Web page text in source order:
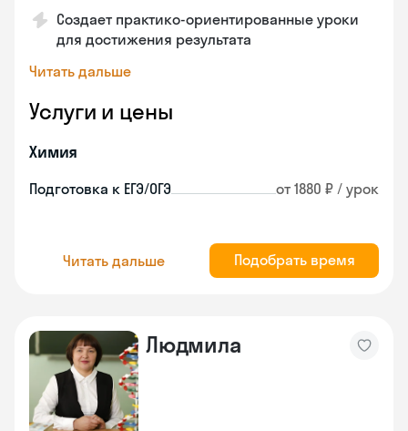
Создает практико-ориентированные уроки
для достижения результата
Читать дальше
Услуги и цены
Химия
Подготовка к ЕГЭ/ОГЭ от 1880 ₽ / урок
Читать дальше Подобрать время
Людмила